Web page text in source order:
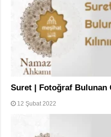
Suret | Fotoğraf Bulunan
12 Şubat 2022